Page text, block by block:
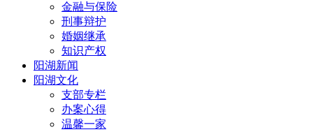
金融与保险
刑事辩护
婚姻继承
知识产权
阳湖新闻
阳湖文化
支部专栏
办案心得
温馨一家